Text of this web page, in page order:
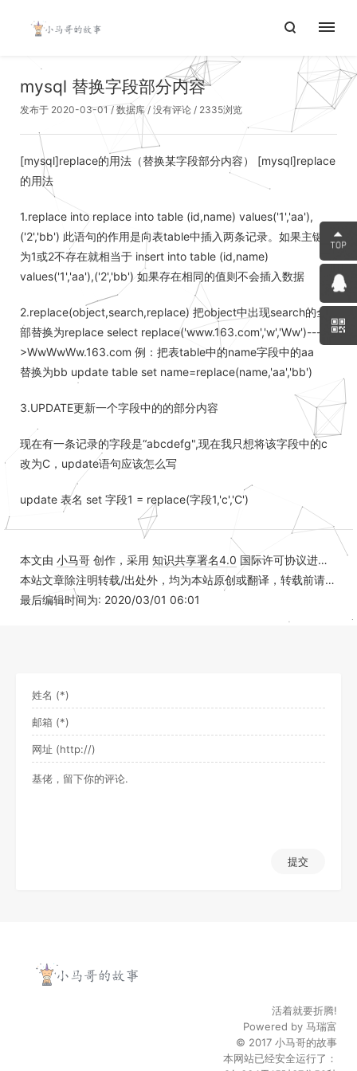
mysql 替换字段部分内容
发布于 2020-03-01/ 数据库 / 没有评论 / 2335浏览
[mysql]replace的用法（替换某字段部分内容） [mysql]replace
的用法
1.replace into replace into table (id,name) values('1','aa'),
('2','bb') 此语句的作用是向表table中插入两条记录。如果主键id
为1或2不存在就相当于 insert into table (id,name)
values('1','aa'),('2','bb') 如果存在相同的值则不会插入数据
2.replace(object,search,replace) 把object中出现search的全
部替换为replace select replace('www.163.com','w','Ww')---
>WwWwWw.163.com 例：把表table中的name字段中的aa
替换为bb update table set name=replace(name,'aa','bb')
3.UPDATE更新一个字段中的的部分内容
现在有一条记录的字段是“abcdefg",现在我只想将该字段中的c
改为C，update语句应该怎么写
update 表名 set 字段1 = replace(字段1,'c','C')
本文由 小马哥 创作，采用 知识共享署名4.0 国际许可协议进行许可
本站文章除注明转载/出处外，均为本站原创或翻译，转载前请务必署名
最后编辑时间为: 2020/03/01 06:01
提交
活着就要折腾!
Powered by 马瑞富
© 2017 小马哥的故事
本网站已经安全运行了：